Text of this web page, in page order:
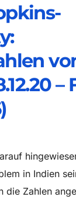
–
in Indien
die Zahlen